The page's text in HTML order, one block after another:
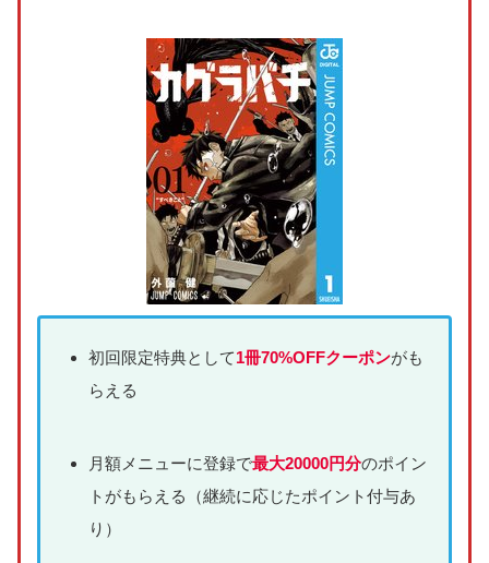
初回限定特典として1冊70%OFFクーポンがも
らえる
月額メニューに登録で最大20000円分のポイン
トがもらえる（継続に応じたポイント付与あ
り）